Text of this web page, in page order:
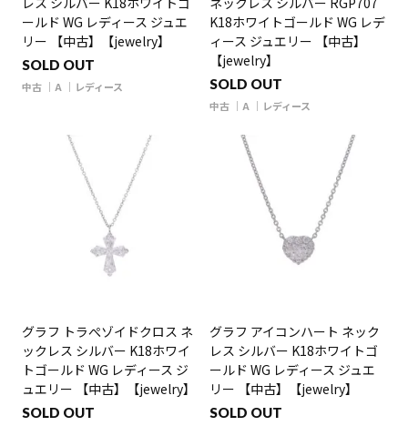
ールド WG レディース ジュエ
リー 【中古】【jewelry】
SOLD OUT
中古 A レディース
K18ホワイトゴールド WG レデ
ィース ジュエリー 【中古】
【jewelry】
SOLD OUT
中古 A レディース
グラフ トラぺゾイドクロス ネ
ックレス シルバー K18ホワイ
トゴールド WG レディース ジ
ュエリー 【中古】【jewelry】
SOLD OUT
グラフ アイコンハート ネック
レス シルバー K18ホワイトゴ
ールド WG レディース ジュエ
リー 【中古】【jewelry】
SOLD OUT